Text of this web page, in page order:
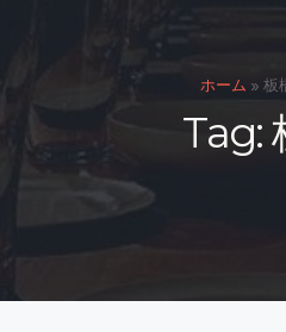
ホーム » 板
Tag:
スタッフ募集
問い合わせ